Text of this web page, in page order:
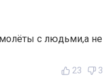
с людьми,а не
23 3